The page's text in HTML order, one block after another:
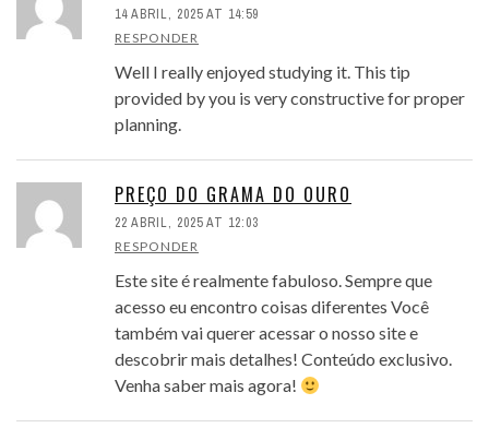
14 ABRIL, 2025 AT 14:59
RESPONDER
Well I really enjoyed studying it. This tip
provided by you is very constructive for proper
planning.
PREÇO DO GRAMA DO OURO
22 ABRIL, 2025 AT 12:03
RESPONDER
Este site é realmente fabuloso. Sempre que
acesso eu encontro coisas diferentes Você
também vai querer acessar o nosso site e
descobrir mais detalhes! Conteúdo exclusivo.
Venha saber mais agora!